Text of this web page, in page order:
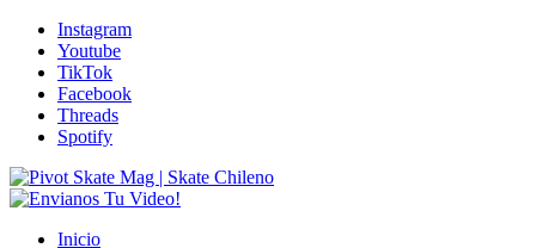
Instagram
Youtube
TikTok
Facebook
Threads
Spotify
Inicio